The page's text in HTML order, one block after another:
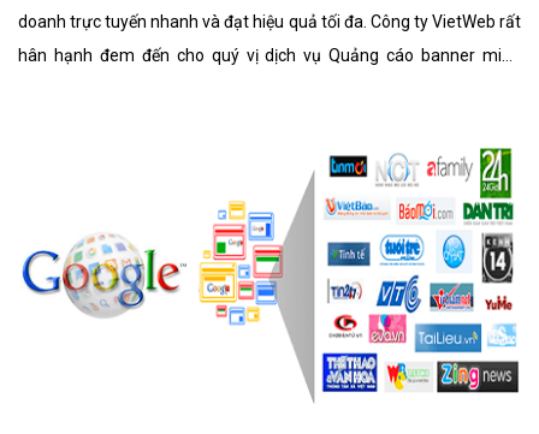
doanh trực tuyến nhanh và đạt hiệu quả tối đa. Công ty VietWeb rất
hân hạnh đem đến cho quý vị dịch vụ Quảng cáo banner minh